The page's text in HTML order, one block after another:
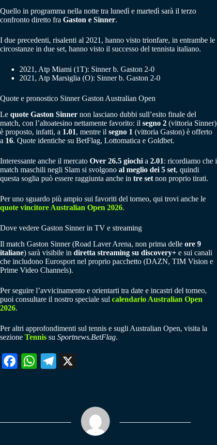
Quello in programma nella notte tra lunedì e martedì sarà il terzo
confronto diretto fra Gaston e Sinner.
I due precedenti, risalenti al 2021, hanno visto trionfare, in entrambe le
circostanze in due set, hanno visto il successo del tennista italiano.
2021, Atp Miami (1T): Sinner b. Gaston 2-0
2021, Atp Marsiglia (O): Sinner b. Gaston 2-0
Quote e pronostico Sinner Gaston Australian Open
Le quote Gaston Sinner non lasciano dubbi sull’esito finale del
match, con l’altoatesino nettamente favorito: il segno 2 (vittoria Sinner)
è proposto, infatti, a 1.01, mentre il segno 1 (vittoria Gaston) è offerto
a 16. Quote identiche su BetFlag, Lottomatica e Goldbet.
Interessante anche il mercato Over 26.5 giochi a 2.01: ricordiamo che i
match maschili negli Slam si svolgono al meglio dei 5 set, quindi
questa soglia può essere raggiunta anche in tre set non proprio tirati.
Per uno sguardo più ampio sui favoriti del torneo, qui trovi anche le
quote vincitore Australian Open 2026.
Dove vedere Gaston Sinner in TV e streaming
Il match Gaston Sinner (Road Laver Arena, non prima delle ore 9
italiane) sarà visibile in diretta streaming su discovery+ e sui canali
che includono Eurosport nel proprio pacchetto (DAZN, TIM Vision e
Prime Video Channels).
Per seguire l’avvicinamento e orientarti tra date e incastri del torneo,
puoi consultare il nostro speciale sul calendario Australian Open
2026.
Per altri approfondimenti sul tennis e sugli Australian Open, visita la
sezione Tennis su Sportnews.BetFlag.
Fa W
pp
Te
m